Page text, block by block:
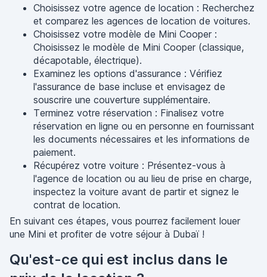
Choisissez votre agence de location : Recherchez
et comparez les agences de location de voitures.
Choisissez votre modèle de Mini Cooper :
Choisissez le modèle de Mini Cooper (classique,
décapotable, électrique).
Examinez les options d'assurance : Vérifiez
l'assurance de base incluse et envisagez de
souscrire une couverture supplémentaire.
Terminez votre réservation : Finalisez votre
réservation en ligne ou en personne en fournissant
les documents nécessaires et les informations de
paiement.
Récupérez votre voiture : Présentez-vous à
l'agence de location ou au lieu de prise en charge,
inspectez la voiture avant de partir et signez le
contrat de location.
En suivant ces étapes, vous pourrez facilement louer
une Mini et profiter de votre séjour à Dubaï !
Qu'est-ce qui est inclus dans le